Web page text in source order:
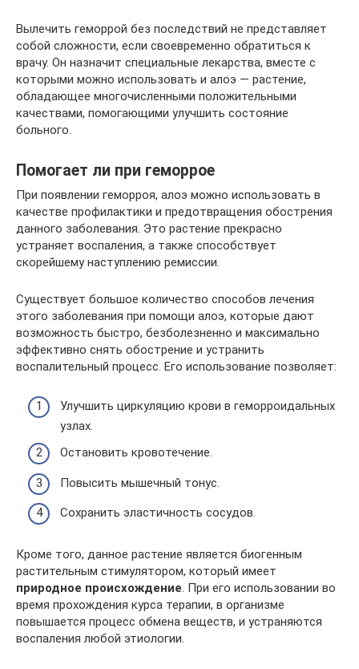
Вылечить геморрой без последствий не представляет
собой сложности, если своевременно обратиться к
врачу. Он назначит специальные лекарства, вместе с
которыми можно использовать и алоэ — растение,
обладающее многочисленными положительными
качествами, помогающими улучшить состояние
больного.
Помогает ли при геморрое
При появлении геморроя, алоэ можно использовать в
качестве профилактики и предотвращения обострения
данного заболевания. Это растение прекрасно
устраняет воспаления, а также способствует
скорейшему наступлению ремиссии.
Существует большое количество способов лечения
этого заболевания при помощи алоэ, которые дают
возможность быстро, безболезненно и максимально
эффективно снять обострение и устранить
воспалительный процесс. Его использование позволяет:
Улучшить циркуляцию крови в геморроидальных
узлах.
Остановить кровотечение.
Повысить мышечный тонус.
Сохранить эластичность сосудов.
Кроме того, данное растение является биогенным
растительным стимулятором, который имеет
природное происхождение. При его использовании во
время прохождения курса терапии, в организме
повышается процесс обмена веществ, и устраняются
воспаления любой этиологии.